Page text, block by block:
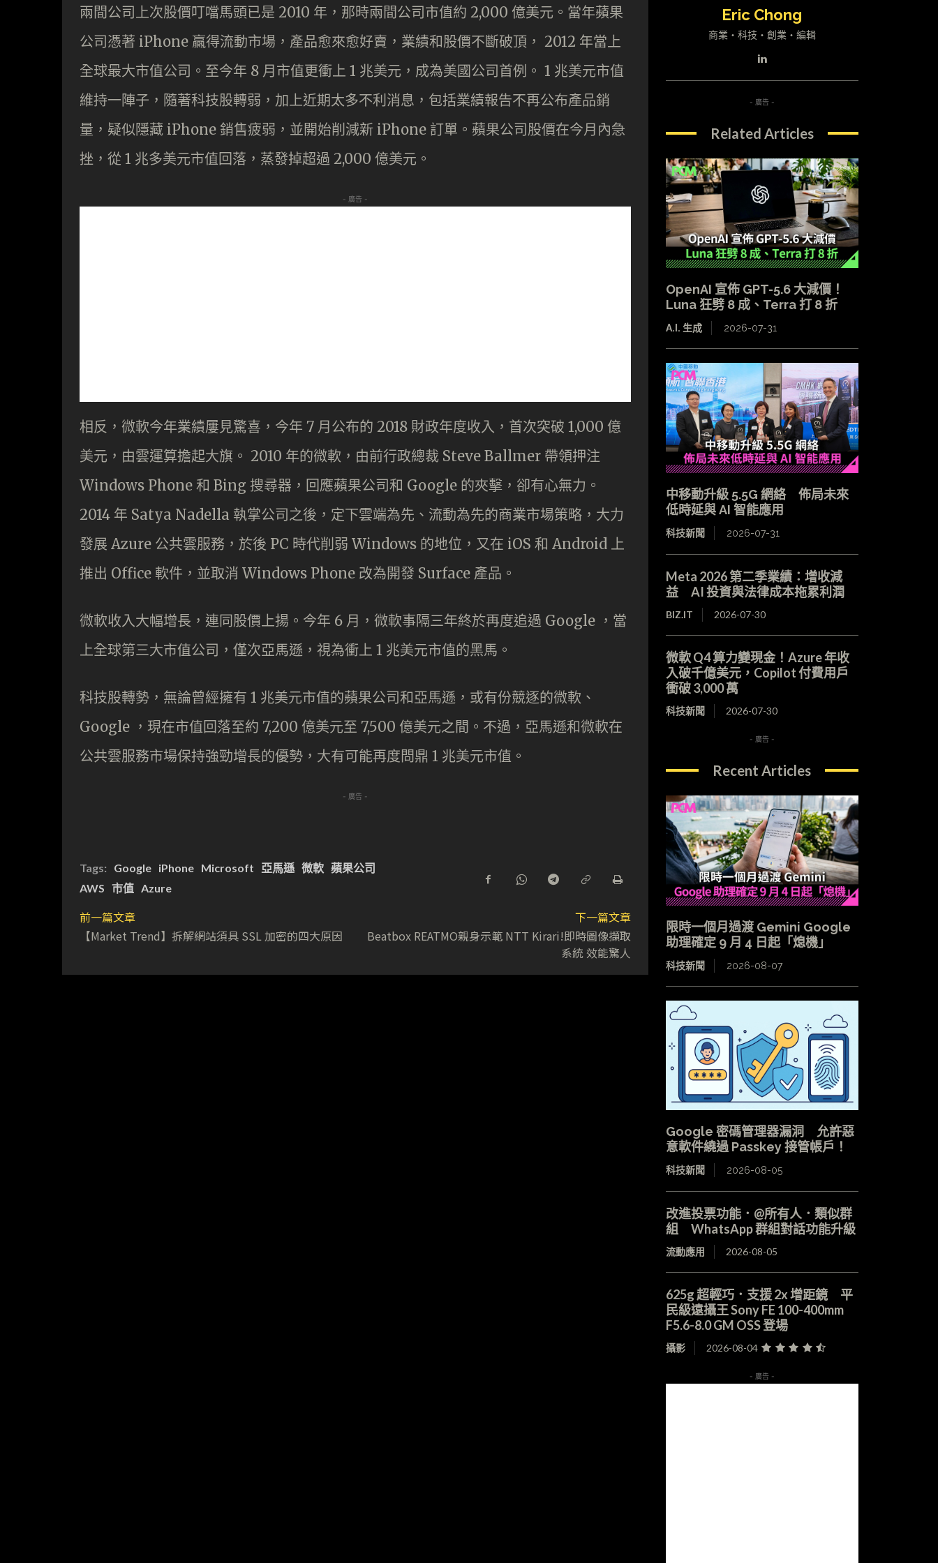
兩間公司上次股價叮噹馬頭已是 2010 年，那時兩間公司市值約 2,000 億美元。當年蘋果
公司憑著 iPhone 贏得流動市場，產品愈來愈好賣，業績和股價不斷破頂， 2012 年當上
全球最大市值公司。至今年 8 月市值更衝上 1 兆美元，成為美國公司首例。 1 兆美元市值
維持一陣子，隨著科技股轉弱，加上近期太多不利消息，包括業績報告不再公布產品銷
量，疑似隱藏 iPhone 銷售疲弱，並開始削減新 iPhone 訂單。蘋果公司股價在今月內急
挫，從 1 兆多美元市值回落，蒸發掉超過 2,000 億美元。
- 廣告 -
相反，微軟今年業績屢見驚喜，今年 7 月公布的 2018 財政年度收入，首次突破 1,000 億
美元，由雲運算擔起大旗。 2010 年的微軟，由前行政總裁 Steve Ballmer 帶領押注
Windows Phone 和 Bing 搜尋器，回應蘋果公司和 Google 的夾擊，卻有心無力。
2014 年 Satya Nadella 執掌公司之後，定下雲端為先、流動為先的商業市場策略，大力
發展 Azure 公共雲服務，於後 PC 時代削弱 Windows 的地位，又在 iOS 和 Android 上
推出 Office 軟件，並取消 Windows Phone 改為開發 Surface 產品。
微軟收入大幅增長，連同股價上揚。今年 6 月，微軟事隔三年終於再度追過 Google ，當
上全球第三大市值公司，僅次亞馬遜，視為衝上 1 兆美元市值的黑馬。
科技股轉勢，無論曾經擁有 1 兆美元市值的蘋果公司和亞馬遜，或有份競逐的微軟、
Google ，現在市值回落至約 7,200 億美元至 7,500 億美元之間。不過，亞馬遜和微軟在
公共雲服務市場保持強勁增長的優勢，大有可能再度問鼎 1 兆美元市值。
- 廣告 -
Tags: Google iPhone Microsoft 亞馬遜 微軟 蘋果公司
AWS 市值 Azure
前一篇文章
【Market Trend】拆解網站須具 SSL 加密的四大原因
下一篇文章
Beatbox REATMO親身示範 NTT Kirari!即時圖像擷取
系統 效能驚人
Eric Chong
商業・科技・創業・編輯
- 廣告 -
Related Articles
OpenAI 宣佈 GPT-5.6 大減價！
Luna 狂劈 8 成、Terra 打 8 折
A.I. 生成 2026-07-31
中移動升級 5.5G 網絡 佈局未來
低時延與 AI 智能應用
科技新聞 2026-07-31
Meta 2026 第二季業績：增收減
益 AI 投資與法律成本拖累利潤
BIZ.IT 2026-07-30
微軟 Q4 算力變現金！Azure 年收
入破千億美元，Copilot 付費用戶
衝破 3,000 萬
科技新聞 2026-07-30
- 廣告 -
Recent Articles
限時一個月過渡 Gemini Google
助理確定 9 月 4 日起「熄機」
科技新聞 2026-08-07
Google 密碼管理器漏洞 允許惡
意軟件繞過 Passkey 接管帳戶！
科技新聞 2026-08-05
改進投票功能．@所有人．類似群
組 WhatsApp 群組對話功能升級
流動應用 2026-08-05
625g 超輕巧．支援 2x 增距鏡 平
民級遠攝王 Sony FE 100-400mm
F5.6-8.0 GM OSS 登場
攝影 2026-08-04
- 廣告 -